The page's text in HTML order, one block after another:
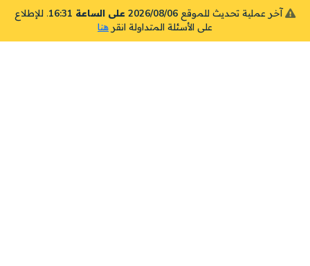
آخر عملية تحديث للموقع 2026/08/06 على الساعة 16:31
. للإطلاع
على الأسئلة المتداولة انقر هنا